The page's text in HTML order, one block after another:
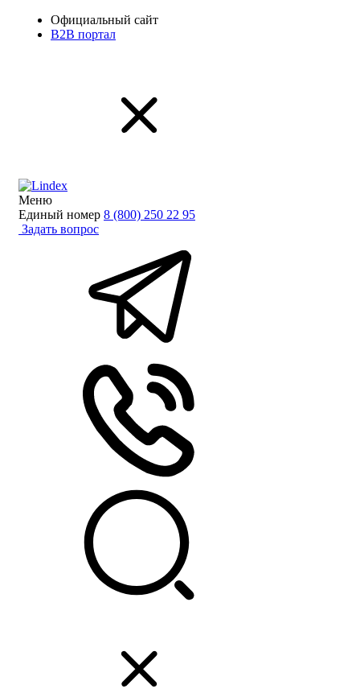
Официальный сайт
B2B портал
Меню
Единый номер 8 (800) 250 22 95
Задать вопрос